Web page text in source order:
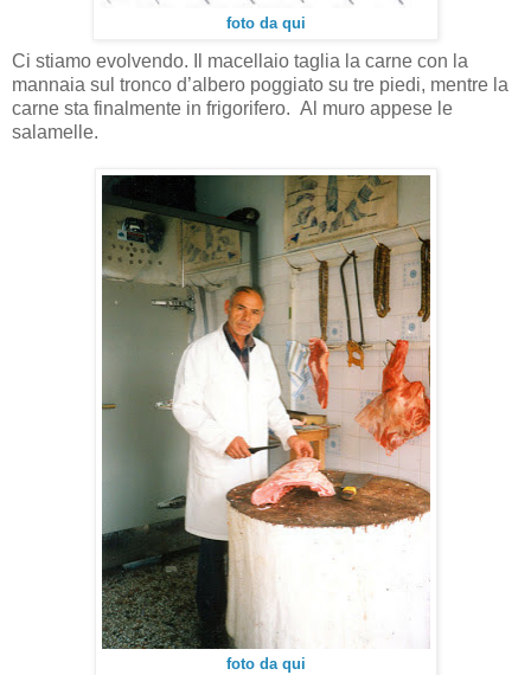
foto da qui
Ci stiamo evolvendo. Il macellaio taglia la carne con la
mannaia sul tronco d’albero poggiato su tre piedi, mentre la
carne sta finalmente in frigorifero. Al muro appese le
salamelle.
foto da qui